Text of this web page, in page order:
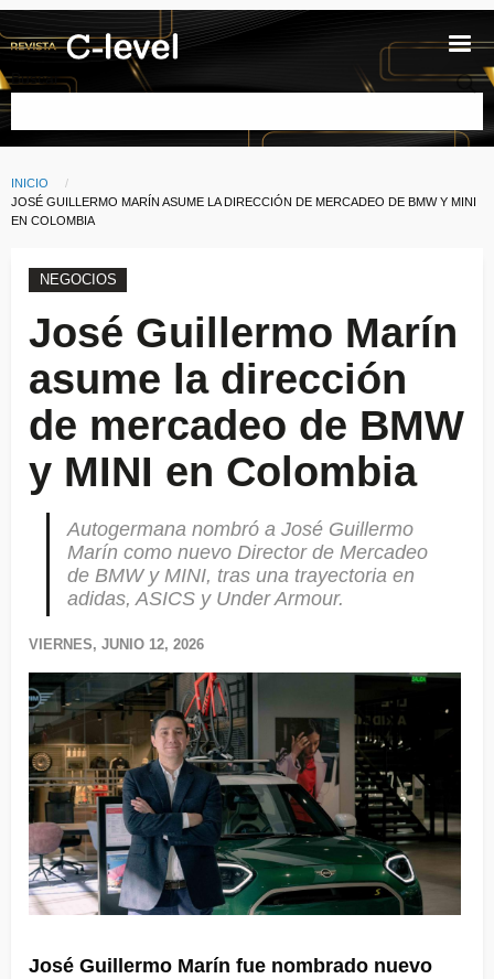
Pasar al contenido principal
Buscar
Ruta de navegación
INICIO
CURRENT:
JOSÉ GUILLERMO MARÍN ASUME LA DIRECCIÓN DE MERCADEO DE BMW Y MINI
EN COLOMBIA
NEGOCIOS
José Guillermo Marín
asume la dirección
de mercadeo de BMW
y MINI en Colombia
Autogermana nombró a José Guillermo
Marín como nuevo Director de Mercadeo
de BMW y MINI, tras una trayectoria en
adidas, ASICS y Under Armour.
VIERNES, JUNIO 12, 2026
José Guillermo Marín fue nombrado nuevo